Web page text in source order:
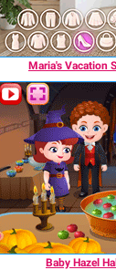
Maria's Vacation
Baby Hazel